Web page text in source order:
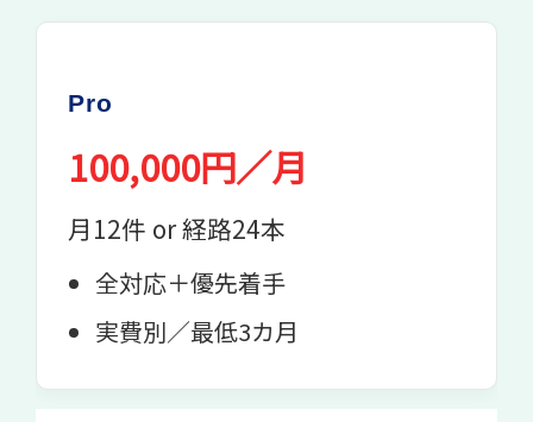
Pro
100,000円／月
月12件 or 経路24本
全対応＋優先着手
実費別／最低3カ月